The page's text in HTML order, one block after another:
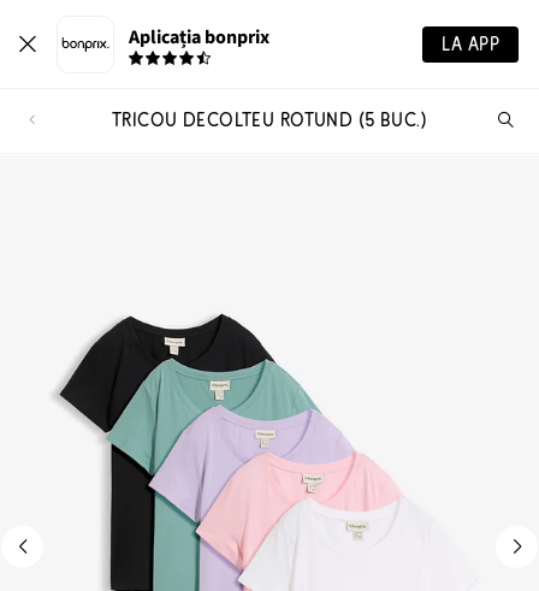
Aplicația bonprix LA APP
TRICOU DECOLTEU ROTUND (5 BUC.)